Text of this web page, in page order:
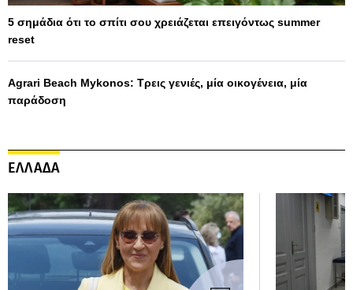
5 σημάδια ότι το σπίτι σου χρειάζεται επειγόντως summer
reset
Agrari Beach Mykonos: Τρεις γενιές, μία οικογένεια, μία
παράδοση
ΕΛΛΑΔΑ